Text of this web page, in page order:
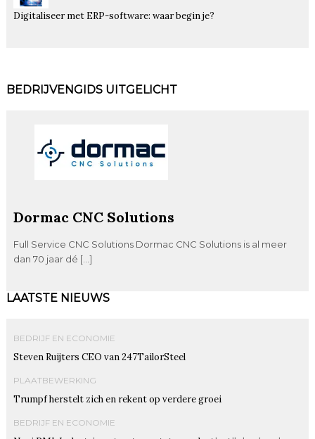
Digitaliseer met ERP-software: waar begin je?
BEDRIJVENGIDS UITGELICHT
Dormac CNC Solutions
Full Service CNC Solutions Dormac CNC Solutions is al meer
dan 70 jaar dé […]
LAATSTE NIEUWS
BEDRIJF EN ECONOMIE
Steven Ruijters CEO van 247TailorSteel
PLAATBEWERKING
Trumpf herstelt zich en rekent op verdere groei
BEDRIJF EN ECONOMIE